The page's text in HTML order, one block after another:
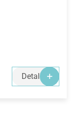
Detalles